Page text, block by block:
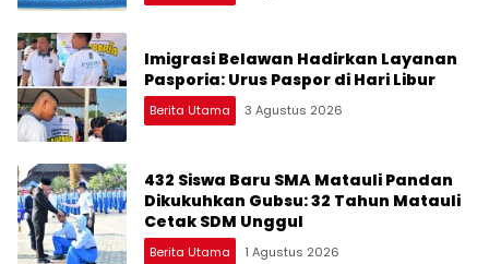
Imigrasi Belawan Hadirkan Layanan
Pasporia: Urus Paspor di Hari Libur
Berita Utama 3 Agustus 2026
432 Siswa Baru SMA Matauli Pandan
Dikukuhkan Gubsu: 32 Tahun Matauli
Cetak SDM Unggul
Berita Utama 1 Agustus 2026